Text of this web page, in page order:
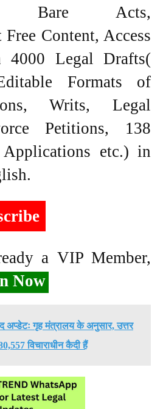
Bare Acts,
Content, Access
4000 Legal Drafts(
Formats of
Writs, Legal
Petitions, 138
etc.) in
a VIP Member,
Now
अप्डेटः गृह मंत्रालय के अनुसार, उत्तर
विचाराधीन कैदी हैं